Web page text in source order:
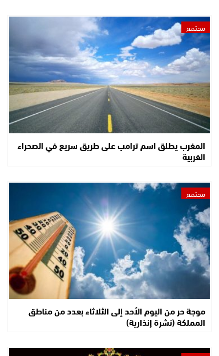
مجتمع
المغرب يطلق اسم ترامب على طريق سريع في الصحراء
الغربية
مجتمع
موجة حر من اليوم الأحد إلى الثلاثاء بعدد من مناطق
المملكة (نشرة إنذارية)